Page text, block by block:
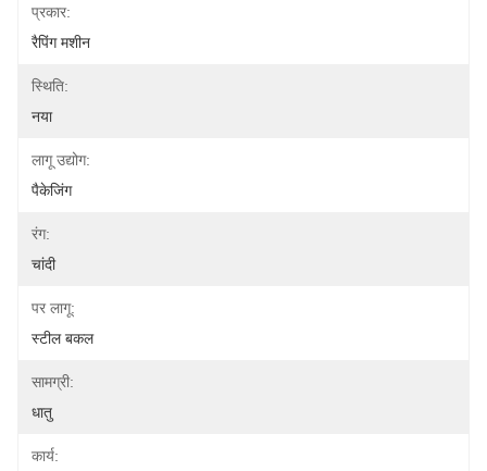
प्रकार:
रैपिंग मशीन
स्थिति:
नया
लागू उद्योग:
पैकेजिंग
रंग:
चांदी
पर लागू:
स्टील बकल
सामग्री:
धातु
कार्य: